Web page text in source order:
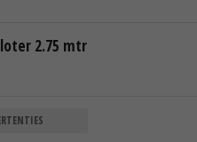
2.75 mtr